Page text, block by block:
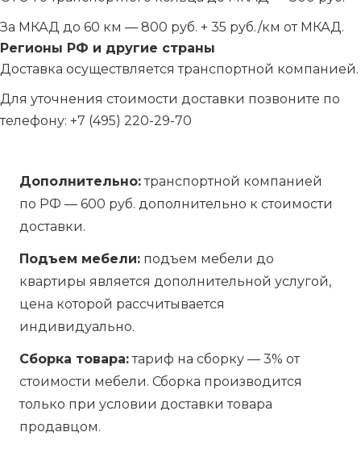
За МКАД до 60 км — 800 руб. + 35 руб./км от МКАД.
Регионы РФ и другие страны
Доставка осуществляется транспортной компанией.
Для уточнения стоимости доставки позвоните по
телефону: +7 (495) 220-29-70
Дополнительно:транспортной компанией
по РФ — 600 руб. дополнительно к стоимости
доставки.
Подъем мебели: подъем мебели до
квартиры является дополнительной услугой,
цена которой рассчитывается
индивидуально.
Сборка товара:тариф на сборку — 3% от
стоимости мебели. Сборка производится
только при условии доставки товара
продавцом.